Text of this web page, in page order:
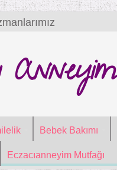
Anneyim
Bebek Bakımı
Eczacıanneyim Mutfağı